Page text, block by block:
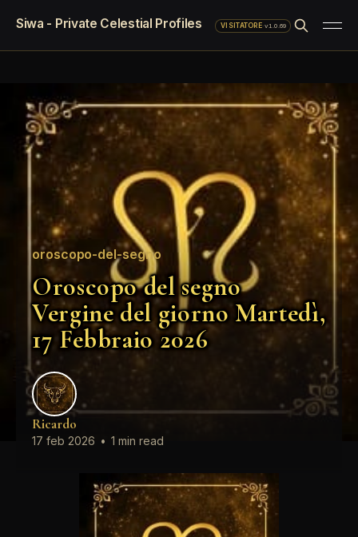
Siwa - Private Celestial Profiles VISITATORE·v1.0.69
oroscopo-del-segno
Oroscopo del segno
Vergine del giorno Martedì,
17 Febbraio 2026
Ricardo
17 feb 2026 • 1 min read